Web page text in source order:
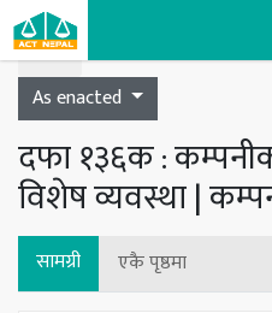
Toggle navigation
As enacted
दफा १३६क :
विशेष व्यवस्था |
सामग्री एकै पृष्ठमा